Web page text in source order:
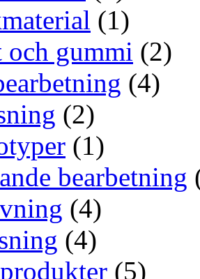
(1)
och gummi (2)
(4)
(2)
(1)
bearbetning
(4)
(4)
(5)